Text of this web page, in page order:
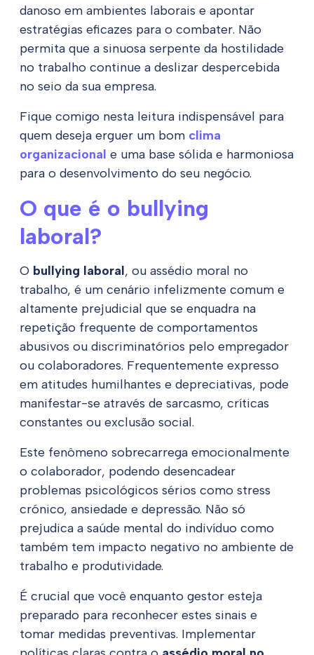
danoso em ambientes laborais e apontar
estratégias eficazes para o combater. Não
permita que a sinuosa serpente da hostilidade
no trabalho continue a deslizar despercebida
no seio da sua empresa.
Fique comigo nesta leitura indispensável para
quem deseja erguer um bom clima
organizacional e uma base sólida e harmoniosa
para o desenvolvimento do seu negócio.
O que é o bullying
laboral?
O bullying laboral, ou assédio moral no
trabalho, é um cenário infelizmente comum e
altamente prejudicial que se enquadra na
repetição frequente de comportamentos
abusivos ou discriminatórios pelo empregador
ou colaboradores. Frequentemente expresso
em atitudes humilhantes e depreciativas, pode
manifestar-se através de sarcasmo, críticas
constantes ou exclusão social.
Este fenômeno sobrecarrega emocionalmente
o colaborador, podendo desencadear
problemas psicológicos sérios como stress
crónico, ansiedade e depressão. Não só
prejudica a saúde mental do indivíduo como
também tem impacto negativo no ambiente de
trabalho e produtividade.
É crucial que você enquanto gestor esteja
preparado para reconhecer estes sinais e
tomar medidas preventivas. Implementar